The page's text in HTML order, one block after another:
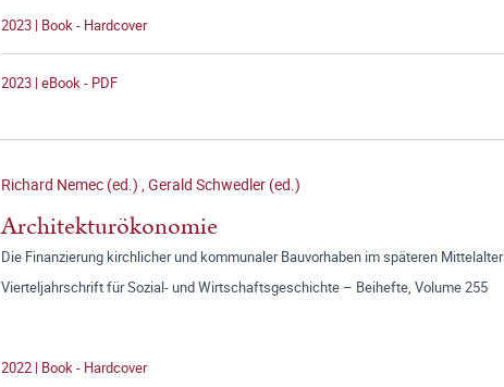
2023 | Book - Hardcover
2023 | eBook - PDF
Richard Nemec (ed.) ,Gerald Schwedler (ed.)
Architekturökonomie
Die Finanzierung kirchlicher und kommunaler Bauvorhaben im späteren Mittelalter
Vierteljahrschrift für Sozial- und Wirtschaftsgeschichte – Beihefte, Volume 255
2022 | Book - Hardcover